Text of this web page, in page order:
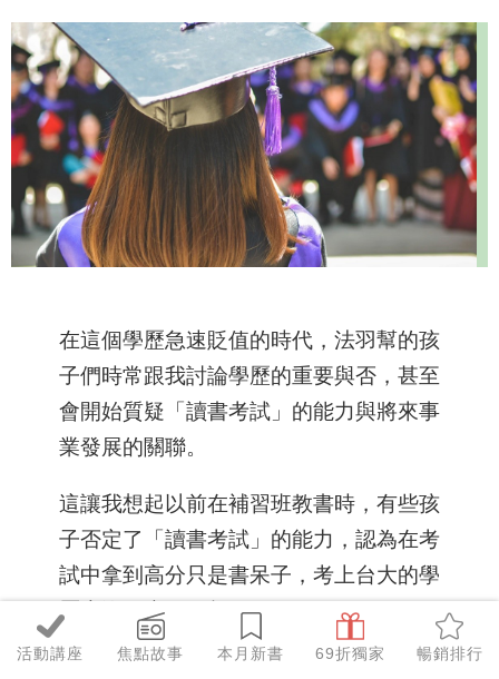
活動講座 焦點故事 本月新書 69折獨家 暢銷排行
在這個學歷急速貶值的時代，法羽幫的孩
子們時常跟我討論學歷的重要與否，甚至
會開始質疑「讀書考試」的能力與將來事
業發展的關聯。
這讓我想起以前在補習班教書時，有些孩
子否定了「讀書考試」的能力，認為在考
試中拿到高分只是書呆子，考上台大的學
歷也沒什麼了不起。
我常反問孩子：「你真的認為讀書考試一